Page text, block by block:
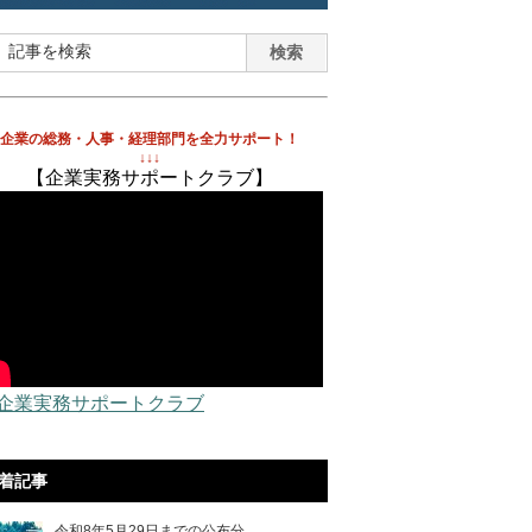
企業の総務・人事・経理部門を全力サポート！
↓↓↓
【企業実務サポートクラブ】
業実務サポートクラブ
記事